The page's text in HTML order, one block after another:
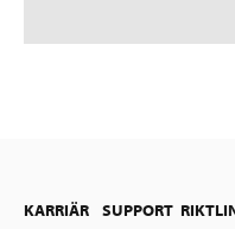
KARRIÄR
SUPPORT